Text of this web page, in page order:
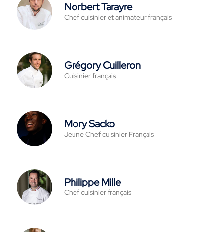
Norbert Tarayre
Chef cuisinier et animateur français
Grégory Cuilleron
Cuisinier français
Mory Sacko
Jeune Chef cuisinier Français
Philippe Mille
Chef cuisinier français